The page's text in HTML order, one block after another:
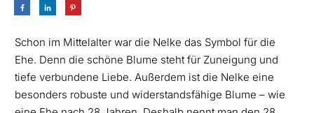
Schon im Mittelalter war die Nelke das Symbol für die
Ehe. Denn die schöne Blume steht für Zuneigung und
tiefe verbundene Liebe. Außerdem ist die Nelke eine
besonders robuste und widerstandsfähige Blume – wie